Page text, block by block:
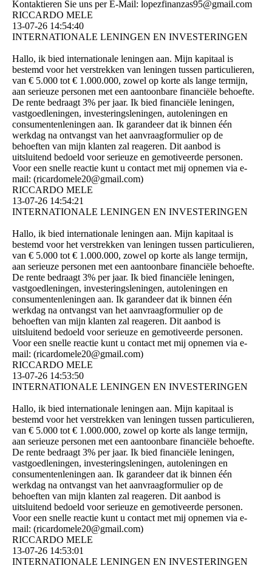
Kontaktieren Sie uns per E-Mail: lopezfinanzas95@­gmail.­com
RICCARDO MELE
13-07-26 14:54:40
INTERNATIONALE LENINGEN EN INVESTERINGEN
Hallo, ik bied internationale leningen aan. Mijn kapitaal is
bestemd voor het verstrekken van leningen tussen particulieren,
van € 5.000 tot € 1.000.000, zowel op korte als lange termijn,
aan serieuze personen met een aantoonbare financiële behoefte.
De rente bedraagt ​​3% per jaar. Ik bied financiële leningen,
vastgoedleningen, investeringsleningen, autoleningen en
consumentenleningen aan. Ik garandeer dat ik binnen één
werkdag na ontvangst van het aanvraagformulier op de
behoeften van mijn klanten zal reageren. Dit aanbod is
uitsluitend bedoeld voor serieuze en gemotiveerde personen.
Voor een snelle reactie kunt u contact met mij opnemen via e-
mail: (­ricardomele20@­gmail.­com)­
RICCARDO MELE
13-07-26 14:54:21
INTERNATIONALE LENINGEN EN INVESTERINGEN
Hallo, ik bied internationale leningen aan. Mijn kapitaal is
bestemd voor het verstrekken van leningen tussen particulieren,
van € 5.000 tot € 1.000.000, zowel op korte als lange termijn,
aan serieuze personen met een aantoonbare financiële behoefte.
De rente bedraagt ​​3% per jaar. Ik bied financiële leningen,
vastgoedleningen, investeringsleningen, autoleningen en
consumentenleningen aan. Ik garandeer dat ik binnen één
werkdag na ontvangst van het aanvraagformulier op de
behoeften van mijn klanten zal reageren. Dit aanbod is
uitsluitend bedoeld voor serieuze en gemotiveerde personen.
Voor een snelle reactie kunt u contact met mij opnemen via e-
mail: (­ricardomele20@­gmail.­com)­
RICCARDO MELE
13-07-26 14:53:50
INTERNATIONALE LENINGEN EN INVESTERINGEN
Hallo, ik bied internationale leningen aan. Mijn kapitaal is
bestemd voor het verstrekken van leningen tussen particulieren,
van € 5.000 tot € 1.000.000, zowel op korte als lange termijn,
aan serieuze personen met een aantoonbare financiële behoefte.
De rente bedraagt ​​3% per jaar. Ik bied financiële leningen,
vastgoedleningen, investeringsleningen, autoleningen en
consumentenleningen aan. Ik garandeer dat ik binnen één
werkdag na ontvangst van het aanvraagformulier op de
behoeften van mijn klanten zal reageren. Dit aanbod is
uitsluitend bedoeld voor serieuze en gemotiveerde personen.
Voor een snelle reactie kunt u contact met mij opnemen via e-
mail: (­ricardomele20@­gmail.­com)­
RICCARDO MELE
13-07-26 14:53:01
INTERNATIONALE LENINGEN EN INVESTERINGEN